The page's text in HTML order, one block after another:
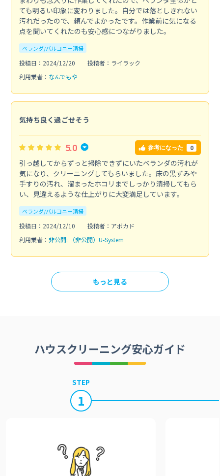
ても明るい印象に変わりました。自分では落としきれない
汚れだったので、頼んでよかったです。作業前に気になる
点を聞いてくれたのも安心感につながりました。
ベランダ/バルコニー清掃
投稿日：2024/12/20
投稿者：ライラック
利用業者： なんでもや
気持ち良く過ごせそう
5.0 参考になった 0
引っ越してからずっと掃除できずにいたベランダの汚れが
気になり、クリーニングしてもらいました。床の黒ずみや
手すりの汚れ、溜まったホコリまでしっかり清掃してもら
い、見違えるような仕上がりに大変満足しています。
ベランダ/バルコニー清掃
投稿日：2024/12/10
投稿者：アボカド
利用業者： 非公開: （非公開）U-System
もっと見る
ハウスクリーニング安心ガイド
STEP
1